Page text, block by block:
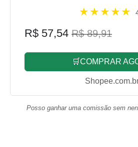
R$ 57,54 R$ 89,91
🛒COMPRAR
Posso ganhar uma comissão sem